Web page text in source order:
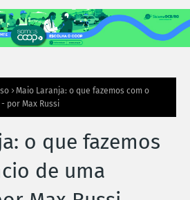
Maio Laranja: o que fazemos com o
por Max Russi
o que fazemos
de uma